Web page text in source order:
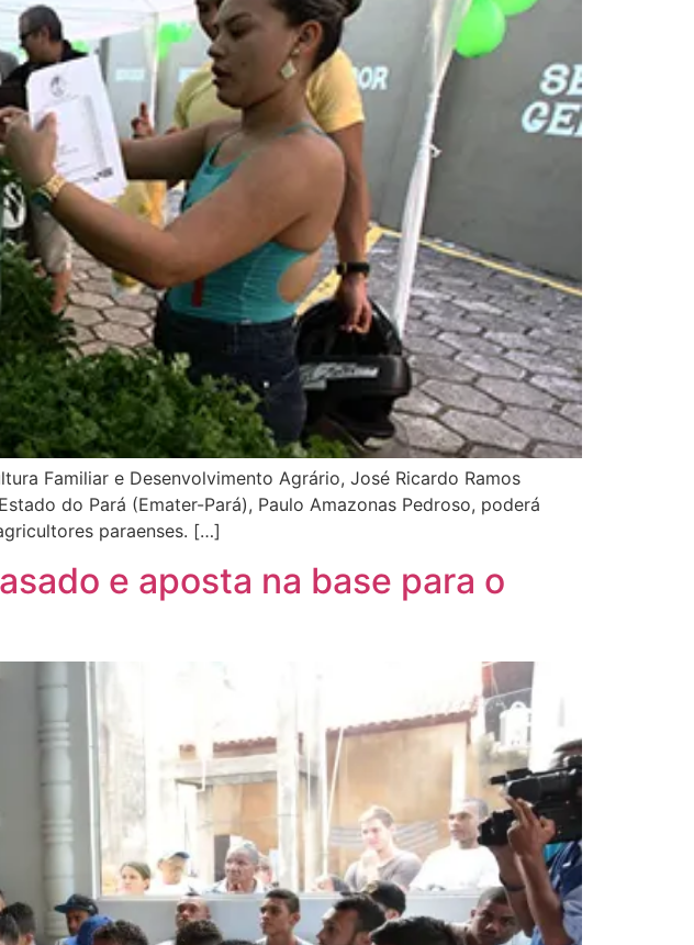
Familiar e Desenvolvimento Agrário, José Ricardo Ramos
do Pará (Emater-Pará), Paulo Amazonas Pedroso, poderá
paraenses. […]
e aposta na base para o